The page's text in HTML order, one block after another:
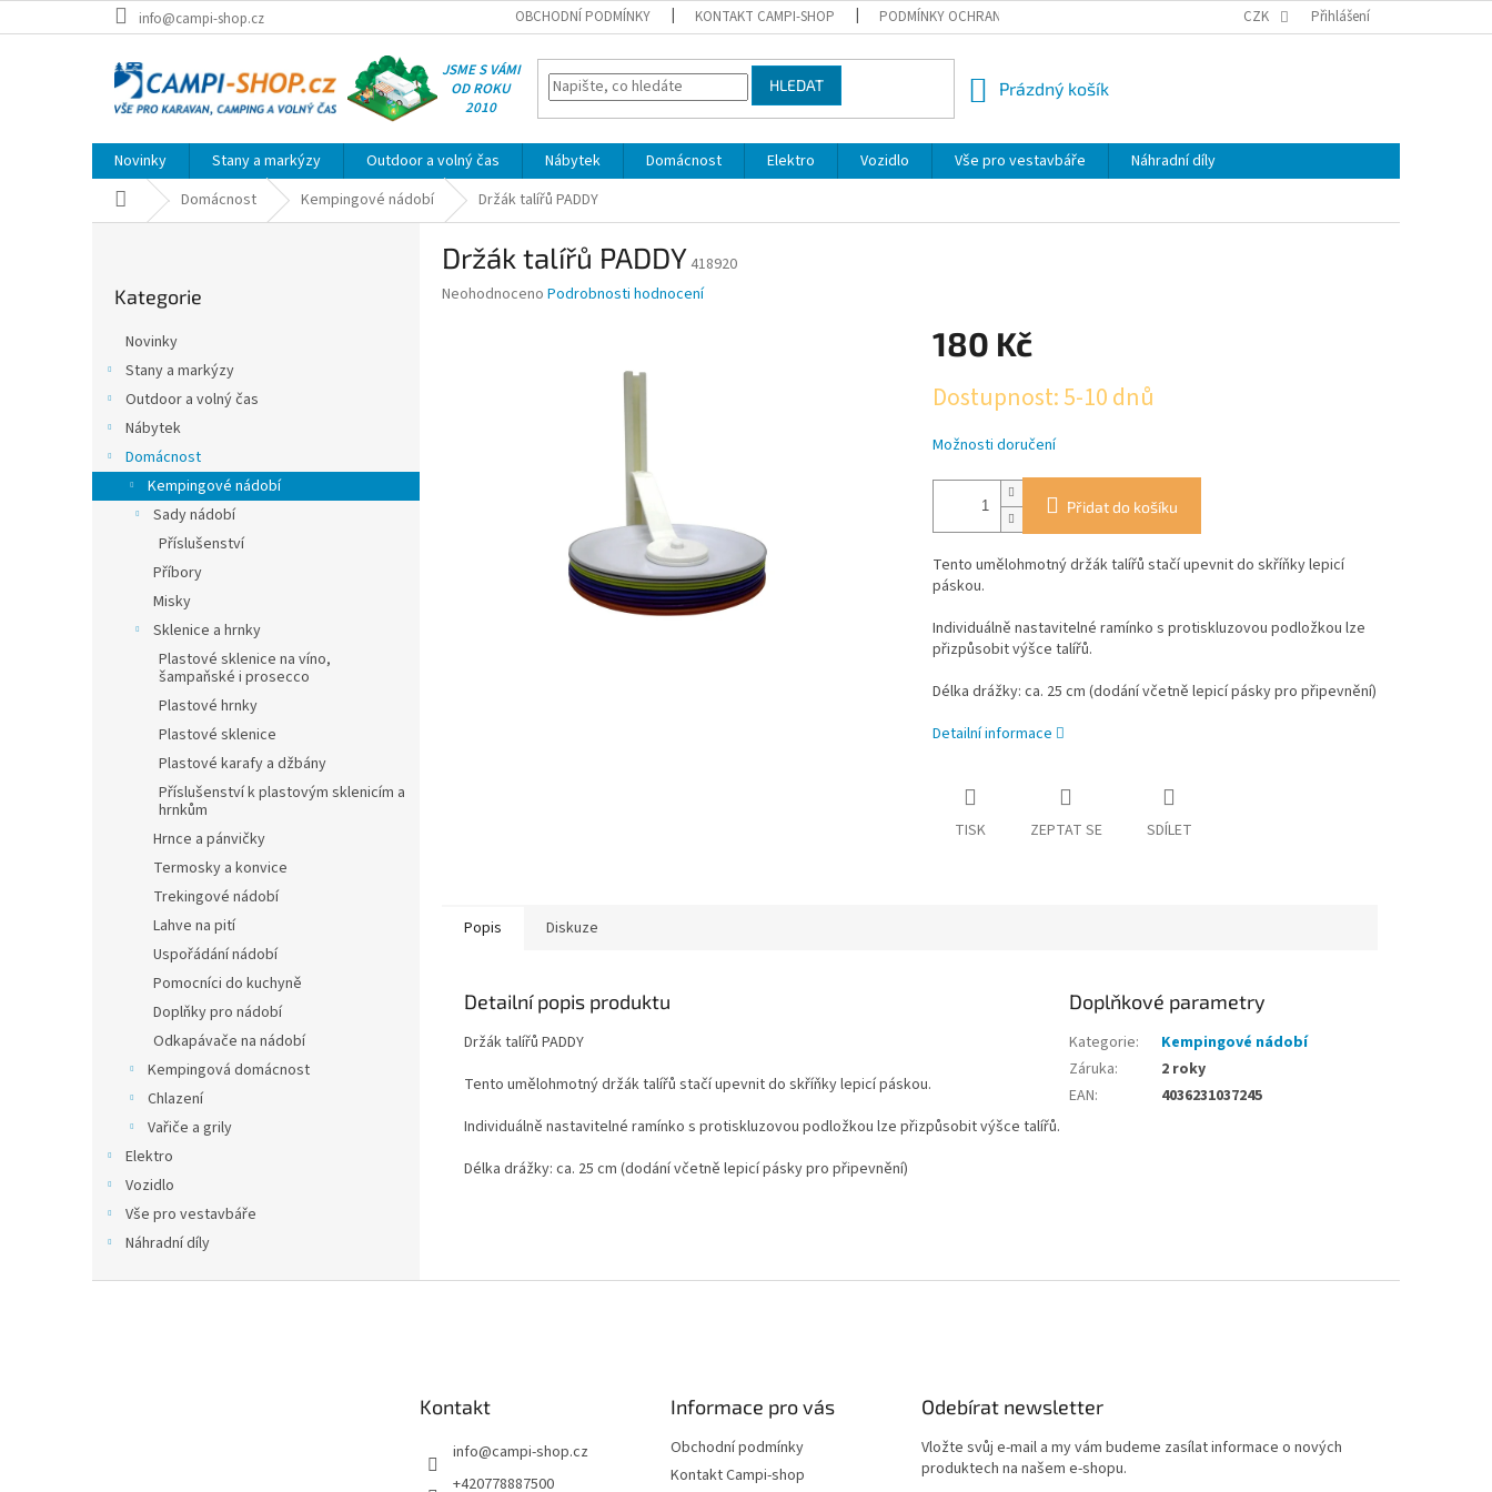
na
info@campi-shop.cz OBCHODNÍ PODMÍNKY KONTAKT CAMPI-SHOP PODMÍNKY OCHRANY OSOBNÍCH ÚDAJŮ REKLAMACE
CZK Přihlášení
JSME S VÁMI
OD ROKU
2010
HLEDAT
NÁKUPNÍ
Prázdný košík
Novinky Stany a markýzy Outdoor a volný čas Nábytek Domácnost Elektro Vozidlo Vše pro vestavbáře
Náhradní díly
Domů Domácnost Kempingové nádobí Držák talířů PADDY
a
n
kategorie
Kategorie
Novinky
Stany a markýzy
Outdoor a volný čas
Nábytek
Domácnost
Kempingové nádobí
Sady nádobí
Příslušenství
Příbory
Misky
Sklenice a hrnky
Plastové sklenice na víno,
šampaňské i prosecco
Plastové hrnky
Plastové sklenice
Plastové karafy a džbány
Příslušenství k plastovým sklenicím a
hrnkům
Hrnce a pánvičky
Termosky a konvice
Trekingové nádobí
Lahve na pití
Uspořádání nádobí
Pomocníci do kuchyně
Doplňky pro nádobí
Odkapávače na nádobí
Kempingová domácnost
Chlazení
Vařiče a grily
Elektro
Vozidlo
Vše pro vestavbáře
Náhradní díly
Držák talířů PADDY 418920
Průměrné
Neohodnoceno Podrobnosti hodnocení
180 Kč
cena:
Dostupnost: 5-10 dnů
Možnosti doručení
Přidat do košíku
Tento umělohmotný držák talířů stačí upevnit do skříňky lepicí
páskou.
Individuálně nastavitelné ramínko s protiskluzovou podložkou lze
přizpůsobit výšce talířů.
Délka drážky: ca. 25 cm (dodání včetně lepicí pásky pro připevnění)
Detailní informace
TISK ZEPTAT SE SDÍLET
Popis Diskuze
Detailní popis produktu
Držák talířů PADDY
Tento umělohmotný držák talířů stačí upevnit do skříňky lepicí páskou.
Individuálně nastavitelné ramínko s protiskluzovou podložkou lze přizpůsobit výšce talířů.
Délka drážky: ca. 25 cm (dodání včetně lepicí pásky pro připevnění)
Doplňkové parametry
Kategorie:
Kempingové nádobí
Záruka:
2 roky
EAN: 4036231037245
Kontakt
info@campi-shop.cz
+420778887500
Informace pro vás
Obchodní podmínky
Kontakt Campi-shop
Odebírat newsletter
Vložte svůj e-mail a my vám budeme zasílat informace o nových
produktech na našem e-shopu.